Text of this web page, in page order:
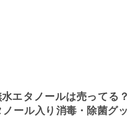
水エタノールは売ってる？
ール入り消毒・除菌グッ